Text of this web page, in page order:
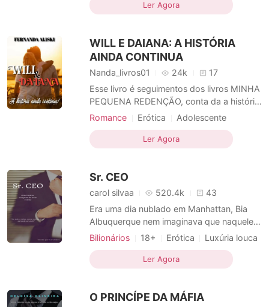
incríveis eles se aproximam cada vez mais,
até que ela descobre algo sobre ele e é
Casal
Corajosos Dominante
Ler Agora
WILL E DAIANA: A HISTÓRIA
AINDA CONTINUA
Nanda_livros01 24k
17
Esse livro é seguimentos dos livros MINHA
PEQUENA REDENÇÃO, conta da a história
do Wiliam filho da Hellen e a Daiana, filha
Romance Erótica
Adolescente
Amor a primeira vista
Ler Agora
Sr. CEO
carol silvaa 520.4k
43
Era uma dia nublado em Manhattan, Bia
Albuquerque nem imaginava que naquele
dia era o inicio de uma aventura que nunca
da cidade Noah Chevalier estava perdido
em seus pensamentos, afinal casamento
não estava em seu
Bilionários 18+ Erótica
Luxúria louca
Amor a primeira vista
Casal
Gentil
Dominante
Ler Agora
O PRINCÍPE DA MÁFIA